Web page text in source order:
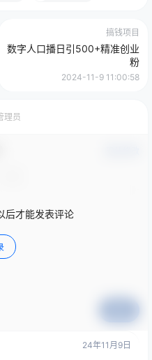
搞钱项目
数字人口播日引500+精准创业
粉
2024-11-9 11:00:58
理员
后才能发表评论
24年11月9日